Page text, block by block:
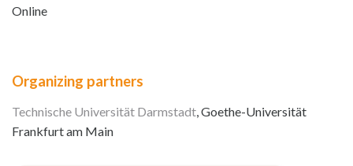
Online
Organizing partners
Technische Universität Darmstadt, Goethe-Universität
Frankfurt am Main